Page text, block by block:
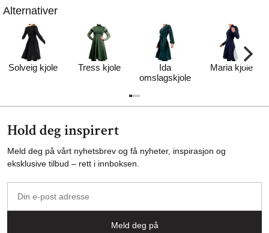
Alternativer
Solveig kjole Tress kjole
Ida
omslagskjole
Maria kjole
Hold deg inspirert
Meld deg på vårt nyhetsbrev og få nyheter, inspirasjon og
eksklusive tilbud – rett i innboksen.
post
Meld deg på